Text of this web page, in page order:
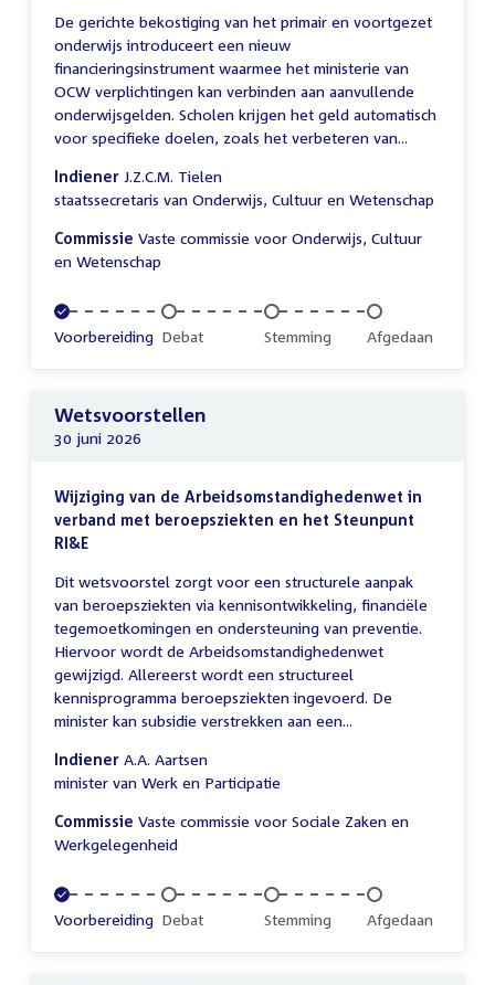
De gerichte bekostiging van het primair en voortgezet
onderwijs introduceert een nieuw
financieringsinstrument waarmee het ministerie van
OCW verplichtingen kan verbinden aan aanvullende
onderwijsgelden. Scholen krijgen het geld automatisch
voor specifieke doelen, zoals het verbeteren van...
Indiener J.Z.C.M. Tielen
staatssecretaris van Onderwijs, Cultuur en Wetenschap
Commissie Vaste commissie voor Onderwijs, Cultuur
en Wetenschap
Voltooid:
Voorbereiding Onvoltooid:
Debat Onvoltooid:
Stemming Onvoltooid:
Afgedaan
Wetsvoorstellen
30 juni 2026
Wijziging van de Arbeidsomstandighedenwet in
verband met beroepsziekten en het Steunpunt
RI&E
Dit wetsvoorstel zorgt voor een structurele aanpak
van beroepsziekten via kennisontwikkeling, financiële
tegemoetkomingen en ondersteuning van preventie.
Hiervoor wordt de Arbeidsomstandighedenwet
gewijzigd. Allereerst wordt een structureel
kennisprogramma beroepsziekten ingevoerd. De
minister kan subsidie verstrekken aan een...
Indiener A.A. Aartsen
minister van Werk en Participatie
Commissie Vaste commissie voor Sociale Zaken en
Werkgelegenheid
Voltooid:
Voorbereiding Onvoltooid:
Debat Onvoltooid:
Stemming Onvoltooid:
Afgedaan